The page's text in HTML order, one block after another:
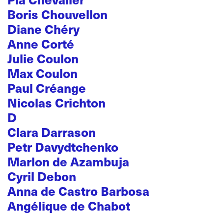
Boris Chouvellon
Diane Chéry
Anne Corté
Julie Coulon
Max Coulon
Paul Créange
Nicolas Crichton
D
Clara Darrason
Petr Davydtchenko
Marlon de Azambuja
Cyril Debon
Anna de Castro Barbosa
Angélique de Chabot